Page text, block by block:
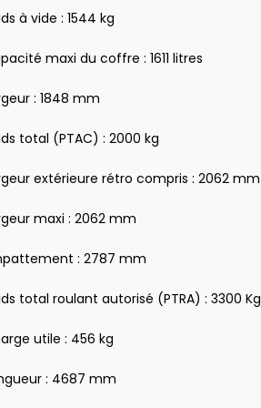
à vide : 1544 kg
maxi du coffre : 1611 litres
: 1848 mm
total (PTAC) : 2000 kg
extérieure rétro compris : 2062 mm
maxi : 2062 mm
: 2787 mm
total roulant autorisé (PTRA) : 3300 Kg
utile : 456 kg
: 4687 mm